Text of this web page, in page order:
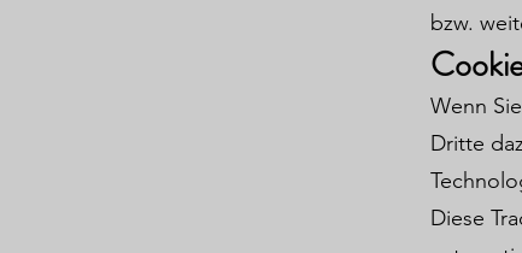
bzw.
Wenn
Dritte
Diese